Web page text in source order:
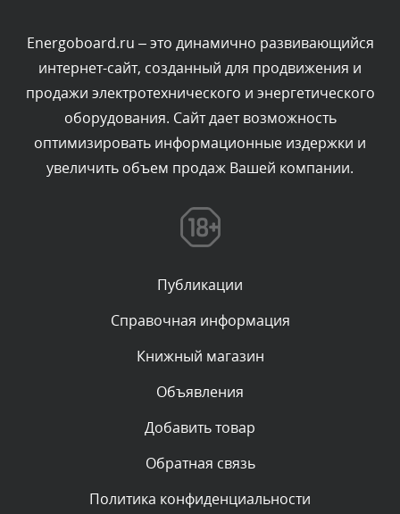
Комментарий проверяется
Текст комментария будет виден после проверки
администратором.
Сегодня, в 02:05
Комментарий проверяется
Текст комментария будет виден после проверки
Комментарий проверяется
Текст комментария будет виден после проверки
администратором.
Комментарий проверяется
администратором.
Комментарий проверяется
Energoboard.ru – это динамично развивающийся
интернет-сайт, созданный для продвижения и
продажи электротехнического и энергетического
оборудования. Сайт дает возможность
оптимизировать информационные издержки и
увеличить объем продаж Вашей компании.
Публикации
Справочная информация
Книжный магазин
Объявления
Добавить товар
Обратная связь
Политика конфиденциальности